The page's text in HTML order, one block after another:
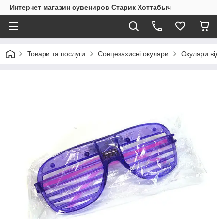
Интернет магазин сувениров Старик Хоттабыч
Товари та послуги Сонцезахисні окуляри Окуляри